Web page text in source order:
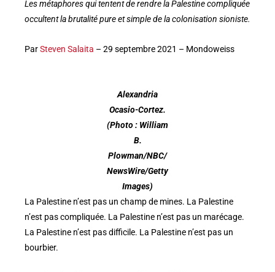
Les métaphores qui tentent de rendre la Palestine compliquée
occultent la brutalité pure et simple de la colonisation sioniste.
ParSteven Salaita – 29 septembre 2021 – Mondoweiss
Alexandria
Ocasio-Cortez.
(Photo : William
B.
Plowman/NBC/
NewsWire/Getty
Images)
La Palestine n’est pas un champ de mines. La Palestine
n’est pas compliquée. La Palestine n’est pas un marécage.
La Palestine n’est pas difficile. La Palestine n’est pas un
bourbier.